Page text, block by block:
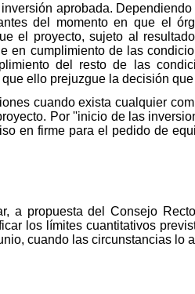
aprobada.
del momento en que el
el proyecto, sujeto al
en cumplimiento de las
del resto de las
ello prejuzgue la decisión
cuando exista cualquier
Por ''inicio de las
en firme para el pedido de
a propuesta del Consejo
los límites cuantitativos
cuando las circunstancias lo